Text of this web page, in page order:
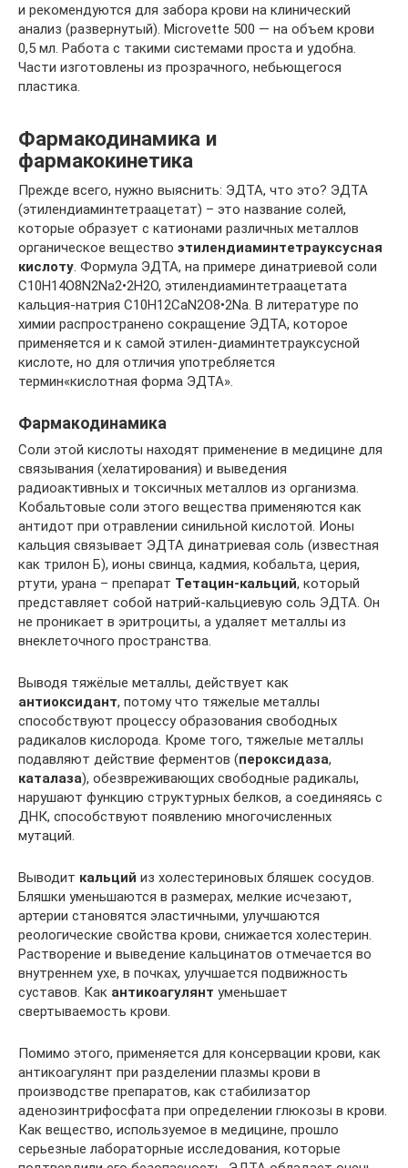
и рекомендуются для забора крови на клинический
анализ (развернутый). Microvette 500 — на объем крови
0,5 мл. Работа с такими системами проста и удобна.
Части изготовлены из прозрачного, небьющегося
пластика.
Фармакодинамика и
фармакокинетика
Прежде всего, нужно выяснить: ЭДТА, что это? ЭДТА
(этилендиаминтетраацетат) – это название солей,
которые образует с катионами различных металлов
органическое вещество этилендиаминтетрауксусная
кислоту. Формула ЭДТА, на примере динатриевой соли
C10H14O8N2Na2•2H2O, этилендиаминтетраацетата
кальция-натрия C10H12CaN2O8•2Na. В литературе по
химии распространено сокращение ЭДТА, которое
применяется и к самой этилен-диаминтетрауксусной
кислоте, но для отличия употребляется
термин«кислотная форма ЭДТА».
Фармакодинамика
Соли этой кислоты находят применение в медицине для
связывания (хелатирования) и выведения
радиоактивных и токсичных металлов из организма.
Кобальтовые соли этого вещества применяются как
антидот при отравлении синильной кислотой. Ионы
кальция связывает ЭДТА динатриевая соль (известная
как трилон Б), ионы свинца, кадмия, кобальта, церия,
ртути, урана – препарат Тетацин-кальций, который
представляет собой натрий-кальциевую соль ЭДТА. Он
не проникает в эритроциты, а удаляет металлы из
внеклеточного пространства.
Выводя тяжёлые металлы, действует как
антиоксидант, потому что тяжелые металлы
способствуют процессу образования свободных
радикалов кислорода. Кроме того, тяжелые металлы
подавляют действие ферментов (пероксидаза,
каталаза), обезвреживающих свободные радикалы,
нарушают функцию структурных белков, а соединяясь с
ДНК, способствуют появлению многочисленных
мутаций.
Выводит кальций из холестериновых бляшек сосудов.
Бляшки уменьшаются в размерах, мелкие исчезают,
артерии становятся эластичными, улучшаются
реологические свойства крови, снижается холестерин.
Растворение и выведение кальцинатов отмечается во
внутреннем ухе, в почках, улучшается подвижность
суставов. Как антикоагулянт уменьшает
свертываемость крови.
Помимо этого, применяется для консервации крови, как
антикоагулянт при разделении плазмы крови в
производстве препаратов, как стабилизатор
аденозинтрифосфата при определении глюкозы в крови.
Как вещество, используемое в медицине, прошло
серьезные лабораторные исследования, которые